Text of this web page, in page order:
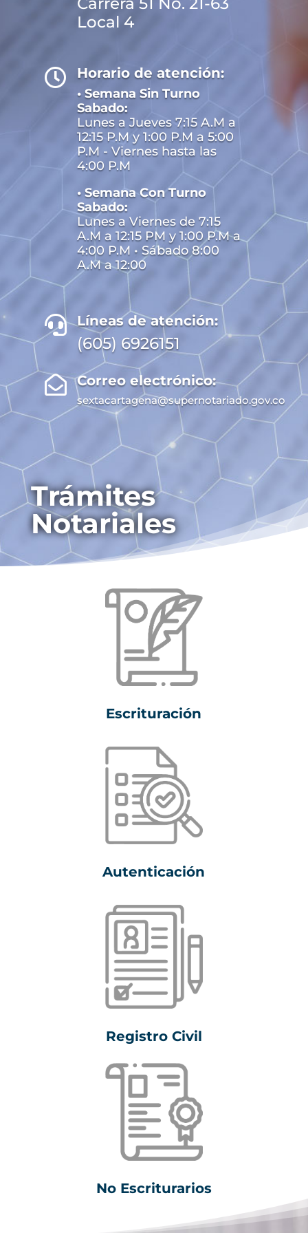
dinámica que no se cae apenas
pasa el efecto inicial. Si el foco está
demotiene sentido dentro de ese
enfoque.
Local 4
 Horario de atención:
• Semana Sin Turno
Sabado:
Lunes a Jueves 7:15 A.M a
12:15 P.M y 1:00 P.M a 5:00
P.M - Viernes hasta las
4:00 P.M
• Semana Con Turno
Sabado:
Lunes a Viernes de 7:15
A.M a 12:15 PM y 1:00 P.M a
4:00 P.M • Sábado 8:00
A.M a 12:00
 Líneas de atención:
(605) 6926151
 Correo electrónico:
sextacartagena@supernotariado.gov.co
Trámites
Notariales
Escrituración
Autenticación
Registro Civil
No Escriturarios